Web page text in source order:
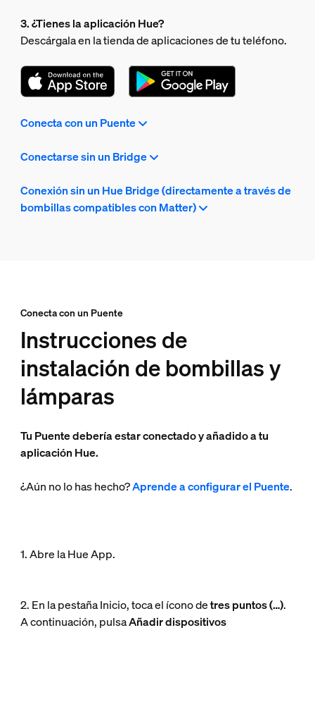
3. ¿Tienes la aplicación Hue?
Descárgala en la tienda de aplicaciones de tu teléfono.
Conecta con un Puente
Conectarse sin un Bridge
Conexión sin un Hue Bridge (directamente a través de
bombillas compatibles con Matter)
Conecta con un Puente
Instrucciones de
instalación de bombillas y
lámparas
Tu Puente debería estar conectado y añadido a tu
aplicación Hue.
¿Aún no lo has hecho?Aprende a configurar el Puente.
1. Abre la Hue App.
2. En la pestaña Inicio, toca el ícono detres puntos (…).
A continuación, pulsaAñadir dispositivos